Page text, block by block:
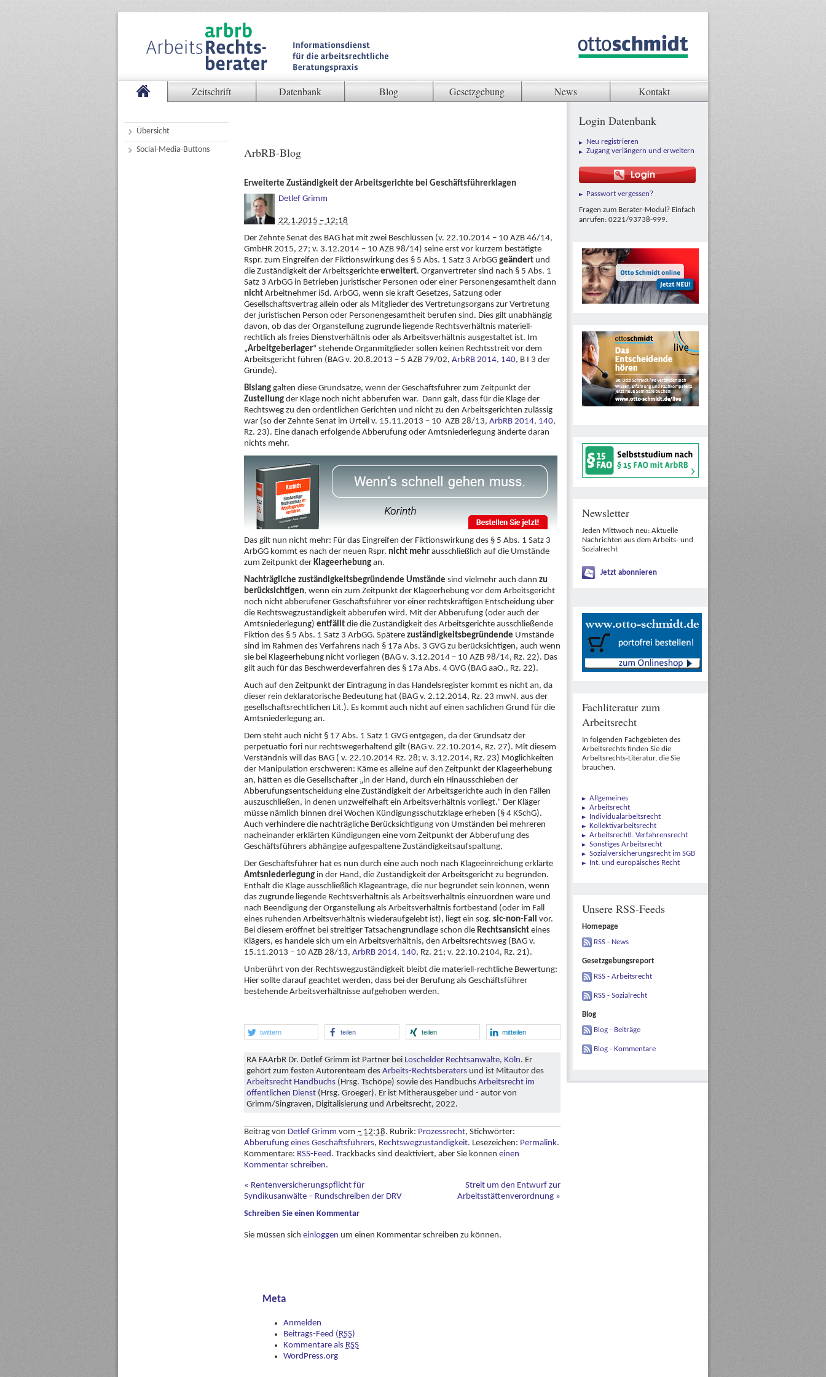
Zeitschrift Datenbank Blog Gesetzgebung News Kontakt
Übersicht
Social-Media-Buttons
ArbRB-Blog
Erweiterte Zuständigkeit der Arbeitsgerichte bei Geschäftsführerklagen
Detlef Grimm
22.1.2015 – 12:18
Der Zehnte Senat des BAG hat mit zwei Beschlüssen (v. 22.10.2014 – 10 AZB 46/14,
GmbHR 2015, 27; v. 3.12.2014 – 10 AZB 98/14) seine erst vor kurzem bestätigte
Rspr. zum Eingreifen der Fiktionswirkung des § 5 Abs. 1 Satz 3 ArbGG geändert und
die Zuständigkeit der Arbeitsgerichte erweitert. Organvertreter sind nach § 5 Abs. 1
Satz 3 ArbGG in Betrieben juristischer Personen oder einer Personengesamtheit dann
nicht Arbeitnehmer iSd. ArbGG, wenn sie kraft Gesetzes, Satzung oder
Gesellschaftsvertrag allein oder als Mitglieder des Vertretungsorgans zur Vertretung
der juristischen Person oder Personengesamtheit berufen sind. Dies gilt unabhängig
davon, ob das der Organstellung zugrunde liegende Rechtsverhältnis materiell-
rechtlich als freies Dienstverhältnis oder als Arbeitsverhältnis ausgestaltet ist. Im
„Arbeitgeberlager“ stehende Organmitglieder sollen keinen Rechtsstreit vor dem
Arbeitsgericht führen (BAG v. 20.8.2013 – 5 AZB 79/02, ArbRB 2014, 140, B I 3 der
Gründe).
Bislang galten diese Grundsätze, wenn der Geschäftsführer zum Zeitpunkt der
Zustellung der Klage noch nicht abberufen war. Dann galt, dass für die Klage der
Rechtsweg zu den ordentlichen Gerichten und nicht zu den Arbeitsgerichten zulässig
war (so der Zehnte Senat im Urteil v. 15.11.2013 – 10 AZB 28/13, ArbRB 2014, 140,
Rz. 23). Eine danach erfolgende Abberufung oder Amtsniederlegung änderte daran
nichts mehr.
Das gilt nun nicht mehr: Für das Eingreifen der Fiktionswirkung des § 5 Abs. 1 Satz 3
ArbGG kommt es nach der neuen Rspr. nicht mehr ausschließlich auf die Umstände
zum Zeitpunkt der Klageerhebung an.
Nachträgliche zuständigkeitsbegründende Umstände sind vielmehr auch dann zu
berücksichtigen, wenn ein zum Zeitpunkt der Klageerhebung vor dem Arbeitsgericht
noch nicht abberufener Geschäftsführer vor einer rechtskräftigen Entscheidung über
die Rechtswegzuständigkeit abberufen wird. Mit der Abberufung (oder auch der
Amtsniederlegung) entfällt die die Zuständigkeit des Arbeitsgerichte ausschließende
Fiktion des § 5 Abs. 1 Satz 3 ArbGG. Spätere zuständigkeitsbegründende Umstände
sind im Rahmen des Verfahrens nach § 17a Abs. 3 GVG zu berücksichtigen, auch wenn
sie bei Klageerhebung nicht vorliegen (BAG v. 3.12.2014 – 10 AZB 98/14, Rz. 22). Das
gilt auch für das Beschwerdeverfahren des § 17a Abs. 4 GVG (BAG aaO., Rz. 22).
Auch auf den Zeitpunkt der Eintragung in das Handelsregister kommt es nicht an, da
dieser rein deklaratorische Bedeutung hat (BAG v. 2.12.2014, Rz. 23 mwN. aus der
gesellschaftsrechtlichen Lit.). Es kommt auch nicht auf einen sachlichen Grund für die
Amtsniederlegung an.
Dem steht auch nicht § 17 Abs. 1 Satz 1 GVG entgegen, da der Grundsatz der
perpetuatio fori nur rechtswegerhaltend gilt (BAG v. 22.10.2014, Rz. 27). Mit diesem
Verständnis will das BAG ( v. 22.10.2014 Rz. 28; v. 3.12.2014, Rz. 23) Möglichkeiten
der Manipulation erschweren: Käme es alleine auf den Zeitpunkt der Klageerhebung
an, hätten es die Gesellschafter „in der Hand, durch ein Hinausschieben der
Abberufungsentscheidung eine Zuständigkeit der Arbeitsgerichte auch in den Fällen
auszuschließen, in denen unzweifelhaft ein Arbeitsverhältnis vorliegt.“ Der Kläger
müsse nämlich binnen drei Wochen Kündigungsschutzklage erheben (§ 4 KSchG).
Auch verhindere die nachträgliche Berücksichtigung von Umständen bei mehreren
nacheinander erklärten Kündigungen eine vom Zeitpunkt der Abberufung des
Geschäftsführers abhängige aufgespaltene Zuständigkeitsaufspaltung.
Der Geschäftsführer hat es nun durch eine auch noch nach Klageeinreichung erklärte
Amtsniederlegung in der Hand, die Zuständigkeit der Arbeitsgericht zu begründen.
Enthält die Klage ausschließlich Klageanträge, die nur begründet sein können, wenn
das zugrunde liegende Rechtsverhältnis als Arbeitsverhältnis einzuordnen wäre und
nach Beendigung der Organstellung als Arbeitsverhältnis fortbestand (oder im Fall
eines ruhenden Arbeitsverhältnis wiederaufgelebt ist), liegt ein sog. sic-non-Fall vor.
Bei diesem eröffnet bei streitiger Tatsachengrundlage schon die Rechtsansicht eines
Klägers, es handele sich um ein Arbeitsverhältnis, den Arbeitsrechtsweg (BAG v.
15.11.2013 – 10 AZB 28/13, ArbRB 2014, 140, Rz. 21; v. 22.10.2104, Rz. 21).
Unberührt von der Rechtswegzuständigkeit bleibt die materiell-rechtliche Bewertung:
Hier sollte darauf geachtet werden, dass bei der Berufung als Geschäftsführer
bestehende Arbeitsverhältnisse aufgehoben werden.
twittern teilen teilen mitteilen
RA FAArbR Dr. Detlef Grimm ist Partner bei Loschelder Rechtsanwälte, Köln. Er
gehört zum festen Autorenteam des Arbeits-Rechtsberaters und ist Mitautor des
Arbeitsrecht Handbuchs (Hrsg. Tschöpe) sowie des Handbuchs Arbeitsrecht im
öffentlichen Dienst (Hrsg. Groeger). Er ist Mitherausgeber und - autor von
Grimm/Singraven, Digitalisierung und Arbeitsrecht, 2022.
Beitrag von Detlef Grimm vom – 12:18. Rubrik: Prozessrecht, Stichwörter:
Abberufung eines Geschäftsführers, Rechtswegzuständigkeit. Lesezeichen: Permalink.
Kommentare: RSS-Feed. Trackbacks sind deaktiviert, aber Sie können einen
Kommentar schreiben.
« Rentenversicherungspflicht für
Syndikusanwälte – Rundschreiben der DRV
Streit um den Entwurf zur
Arbeitsstättenverordnung »
Schreiben Sie einen Kommentar
Sie müssen sich einloggen um einen Kommentar schreiben zu können.
Meta
Anmelden
Beitrags-Feed (RSS)
Kommentare als RSS
WordPress.org
Login Datenbank
Neu registrieren
Zugang verlängern und erweitern
Passwort vergessen?
Fragen zum Berater-Modul? Einfach
anrufen: 0221/93738-999.
Newsletter
Jeden Mittwoch neu: Aktuelle
Nachrichten aus dem Arbeits- und
Sozialrecht
Jetzt abonnieren
Fachliteratur zum
Arbeitsrecht
In folgenden Fachgebieten des
Arbeitsrechts finden Sie die
Arbeitsrechts-Literatur, die Sie
brauchen.
Allgemeines
Arbeitsrecht
Individualarbeitsrecht
Kollektivarbeitsrecht
Arbeitsrechtl. Verfahrensrecht
Sonstiges Arbeitsrecht
Sozialversicherungsrecht im SGB
Int. und europäisches Recht
Unsere RSS-Feeds
Homepage
RSS - News
Gesetzgebungsreport
RSS - Arbeitsrecht
RSS - Sozialrecht
Blog
Blog - Beiträge
Blog - Kommentare